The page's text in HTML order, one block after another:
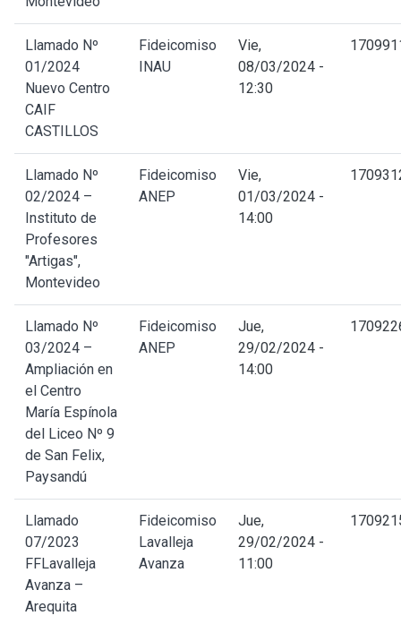
Llamado Nº
01/2024
Nuevo Centro
CAIF
CASTILLOS
Fideicomiso
INAU
Vie,
08/03/2024 -
12:30
Llamado Nº
02/2024 –
Instituto de
Profesores
"Artigas",
Montevideo
Fideicomiso
ANEP
Vie,
01/03/2024 -
14:00
Llamado Nº
03/2024 –
Ampliación en
el Centro
María Espínola
del Liceo Nº 9
de San Felix,
Paysandú
Fideicomiso
ANEP
Jue,
29/02/2024 -
14:00
Llamado
07/2023
FFLavalleja
Avanza –
Arequita
Fideicomiso
Lavalleja
Avanza
Jue,
29/02/2024 -
11:00